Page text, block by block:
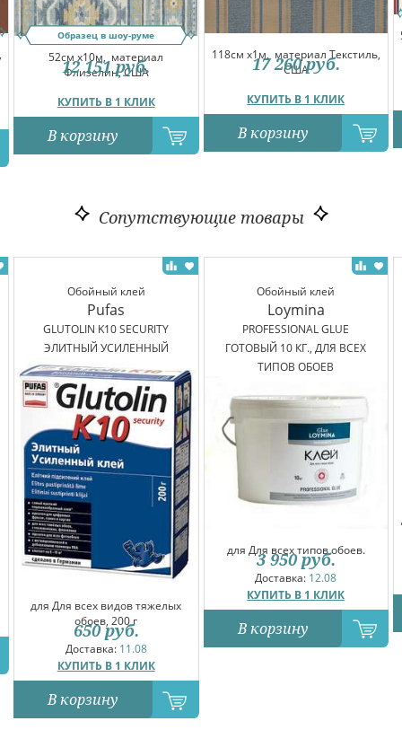
Образец в шоу-руме
52см x10м, материал
Флизелин, США
КУПИТЬ В 1 КЛИК
12 151 руб.
В корзину
118см x1м, материал Текстиль,
США
КУПИТЬ В 1 КЛИК
17 260 руб.
В корзину
Сопутствующие товары
Обойный клей
Pufas
GLUTOLIN K10 SECURITY
ЭЛИТНЫЙ УСИЛЕННЫЙ
для Для всех видов тяжелых
обоев, 200 г
Доставка: 11.08
КУПИТЬ В 1 КЛИК
650 руб.
В корзину
Обойный клей
Loymina
PROFESSIONAL GLUE
ГОТОВЫЙ 10 КГ., ДЛЯ ВСЕХ
ТИПОВ ОБОЕВ
для Для всех типов обоев.
Доставка: 12.08
КУПИТЬ В 1 КЛИК
3 950 руб.
В корзину